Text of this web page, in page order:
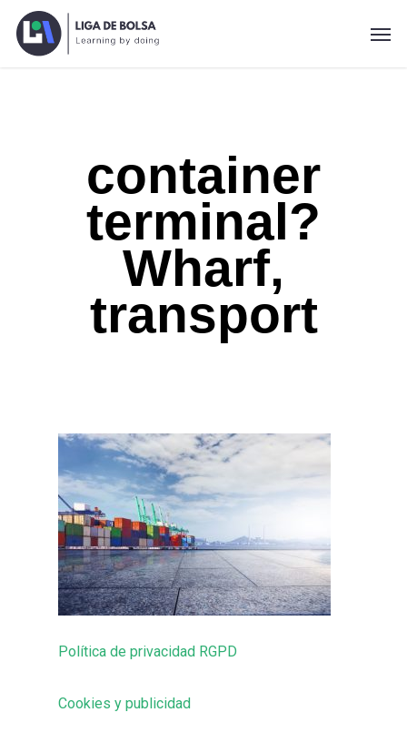
Skip
container
terminal?
Wharf,
transport
Política de privacidad RGPD
Cookies y publicidad